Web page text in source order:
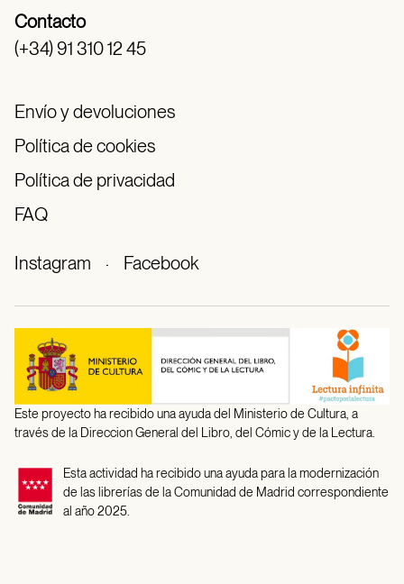
Contacto
(+34) 91 310 12 45
Envío y devoluciones
Política de cookies
Política de privacidad
FAQ
Instagram · Facebook
Este proyecto ha recibido una ayuda del Ministerio de Cultura, a
través de la Direccion General del Libro, del Cómic y de la Lectura.
Esta actividad ha recibido una ayuda para la modernización
de las librerías de la Comunidad de Madrid correspondiente
al año 2025.